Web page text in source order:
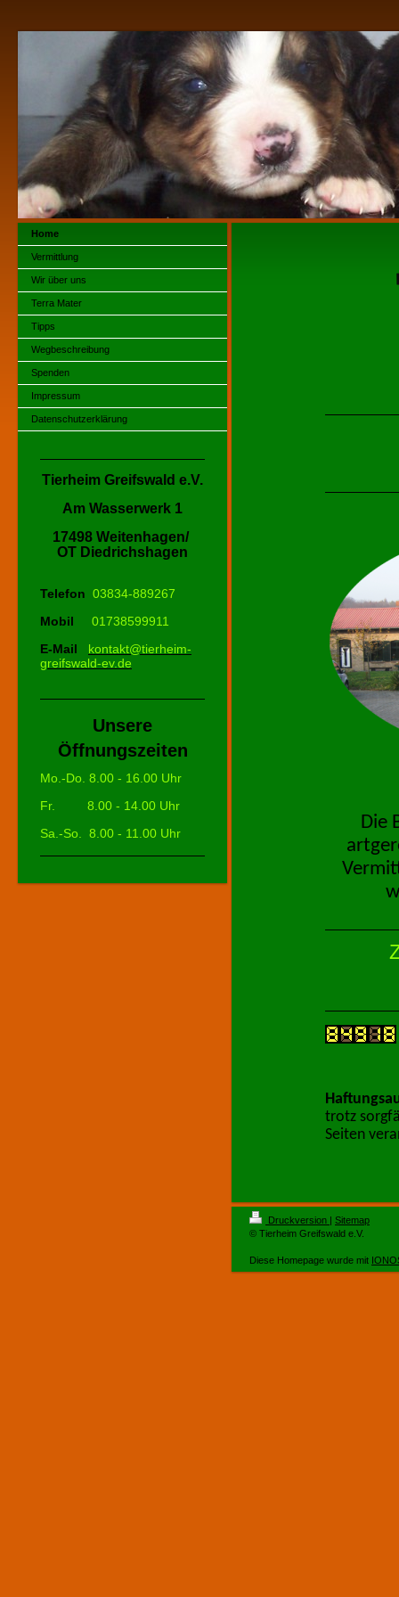
Home
Vermittlung
Wir über uns
Terra Mater
Tipps
Wegbeschreibung
Spenden
Impressum
Datenschutzerklärung
Tierheim Greifswald e.V.
Am Wasserwerk 1
17498 Weitenhagen/
OT Diedrichshagen
Telefon 03834-889267
Mobil
01738599911
E-Mail
kontakt@tierheim-
greifswald-ev.de
Unsere
Öffnungszeiten
Mo.-Do. 8.00 - 16.00 Uhr
Fr. 8.00 - 14.00 Uhr
Sa.-So.
8.00 - 11.00 Uhr
Die
trotz
Seiten
Druckversion
Sitemap
© Tierheim Greifswald e.V.
Diese Homepage wurde mit